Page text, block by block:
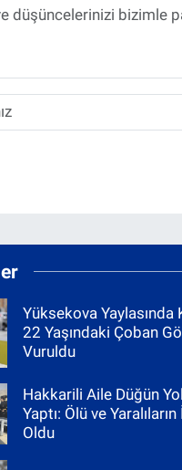
Yüksekova Yaylasında
22 Yaşındaki Çoban
Vuruldu
Hakkarili Aile Düğün
Yaptı: Ölü ve
Oldu